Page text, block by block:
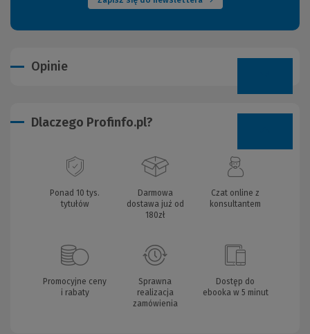
Opinie
Dlaczego Profinfo.pl?
Ponad 10 tys.
tytułów
Darmowa
dostawa już od
180zł
Czat online z
konsultantem
Promocyjne ceny
i rabaty
Sprawna
realizacja
zamówienia
Dostęp do
ebooka w 5 minut